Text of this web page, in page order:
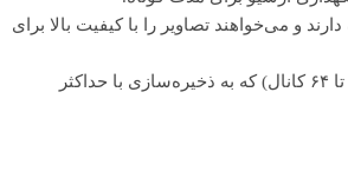
برای کسب‌وکارهای متوسط، مجتمع‌های مسکونی و کاربرانی که سیستم‌های ۸ تا ۱۶ کاناله دارند و می‌خواهند تصاویر را با کیفیت بالا برای
گزینه‌های حرفه‌ای برای پروژه‌های بزرگ سازمانی، انبارها، کارخانجات و مکان‌هایی با تعداد دوربین بالا (۳۲ تا ۶۴ کانال) که به ذخیره‌سازی با حداکثر